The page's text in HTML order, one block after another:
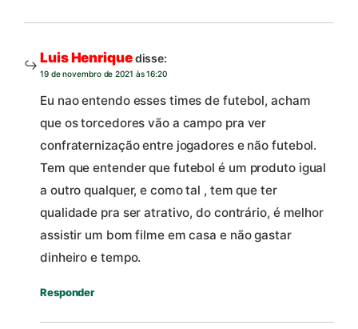
Luis Henriquedisse:
19 de novembro de 2021 às 16:20
Eu nao entendo esses times de futebol, acham
que os torcedores vão a campo pra ver
confraternização entre jogadores e não futebol.
Tem que entender que futebol é um produto igual
a outro qualquer, e como tal , tem que ter
qualidade pra ser atrativo, do contrário, é melhor
assistir um bom filme em casa e não gastar
dinheiro e tempo.
Responder